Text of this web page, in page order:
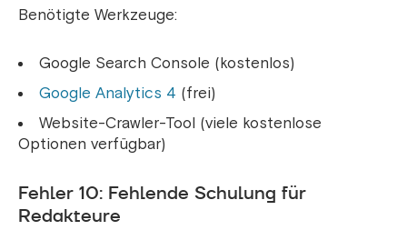
Benötigte Werkzeuge:
Google Search Console (kostenlos)
Google Analytics 4 (frei)
Website-Crawler-Tool (viele kostenlose
Optionen verfügbar)
Fehler 10: Fehlende Schulung für
Redakteure